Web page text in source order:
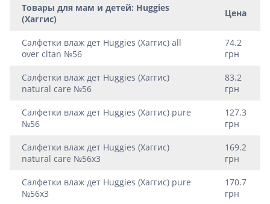
Товары для мам и детей: Huggies
(Хаггис)
Цена
Салфетки влаж дет Huggies (Хаггис) all
over cltan №56
74.2
грн
Салфетки влаж дет Huggies (Хаггис)
natural care №56
83.2
грн
Салфетки влаж дет Huggies (Хаггис) pure
№56
127.3
грн
Салфетки влаж дет Huggies (Хаггис)
natural care №56х3
169.2
грн
Салфетки влаж дет Huggies (Хаггис) pure
№56х3
170.7
грн